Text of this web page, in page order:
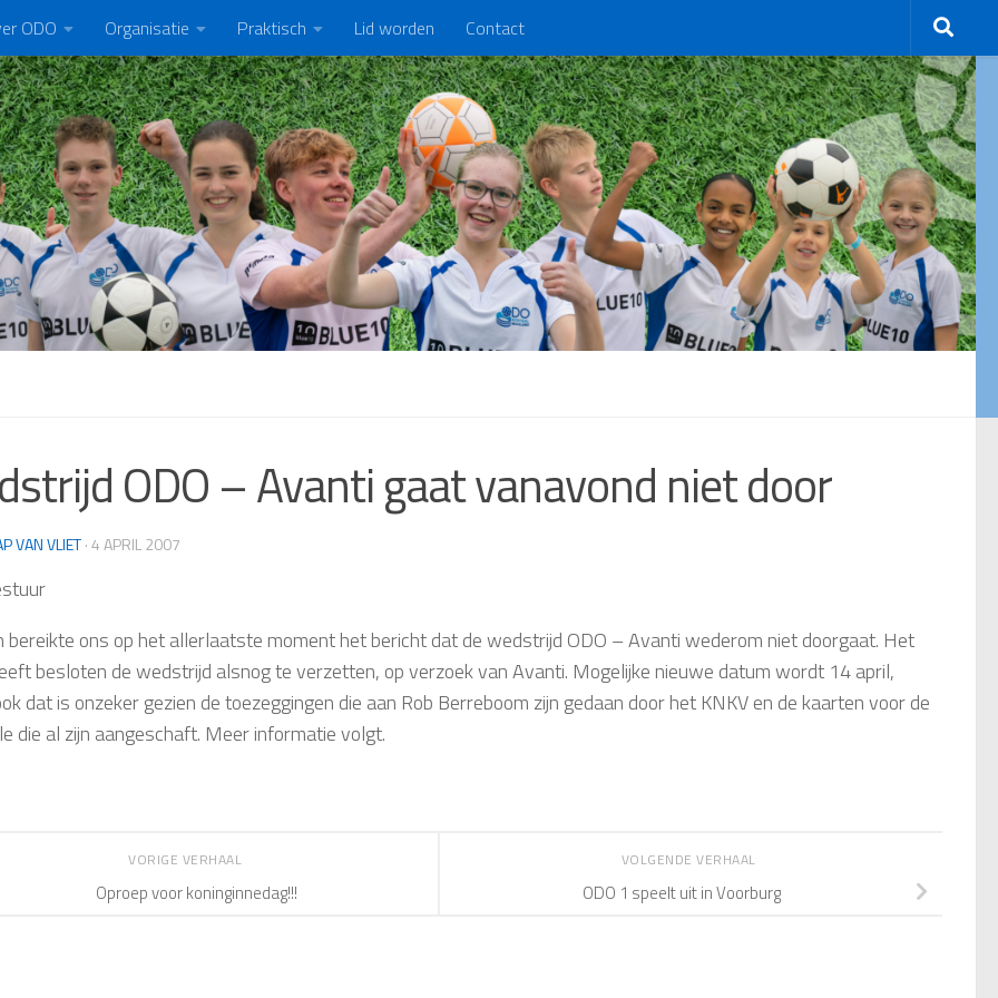
ODO Organisatie Praktisch Lid worden Contact
ODO – Avanti gaat vanavond niet door
VAN VLIET·4 APRIL 2007
bereikte ons op het allerlaatste moment het bericht dat de wedstrijd ODO – Avanti wederom niet doorgaat. Het
besloten de wedstrijd alsnog te verzetten, op verzoek van Avanti. Mogelijke nieuwe datum wordt 14 april,
dat is onzeker gezien de toezeggingen die aan Rob Berreboom zijn gedaan door het KNKV en de kaarten voor de
die al zijn aangeschaft. Meer informatie volgt.
VOLGENDE VERHAAL
ODO 1 speelt uit in Voorburg
VORIGE VERHAAL
Oproep voor koninginnedag!!!